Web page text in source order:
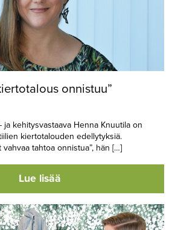
onnistuu”
ja kehitysvastaava Henna Knuutila on
kiertotalouden edellytyksiä.
tahtoa onnistua”, hän […]
Lue lisää